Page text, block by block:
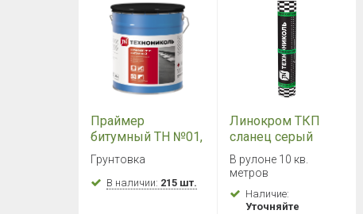
Праймер
битумный ТН №01,
ведро 20л, 16кг
Грунтовка
В наличии: 215 шт.
Линокром ТКП
сланец серый
В рулоне 10 кв.
метров
Наличие:
Уточняйте